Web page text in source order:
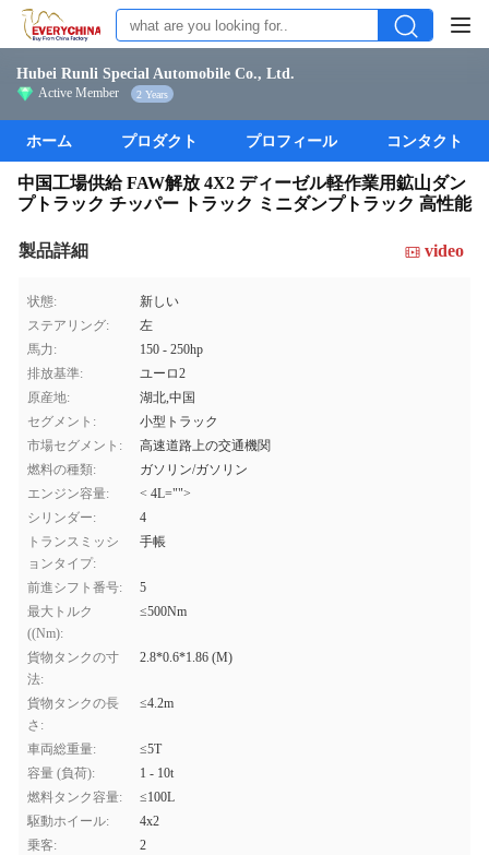
Hubei Runli Special Automobile Co., Ltd.
Active Member 2 Years
ホーム プロダクト プロフィール コンタクト
中国工場供給 FAW解放 4X2 ディーゼル軽作業用鉱山ダン
プトラック チッパー トラック ミニダンプトラック 高性能
製品詳細 video
状態:
新しい
ステアリング:
左
馬力:
150 - 250hp
排放基準:
ユーロ2
原産地:
湖北,中国
セグメント:
小型トラック
市場セグメント:
高速道路上の交通機関
燃料の種類:
ガソリン/ガソリン
エンジン容量:
< 4L="">
シリンダー:
4
トランスミッシ
ョンタイプ:
手帳
前進シフト番号:
5
最大トルク
((Nm):
≤500Nm
貨物タンクの寸
法:
2.8*0.6*1.86 (M)
貨物タンクの長
さ:
≤4.2m
車両総重量:
≤5T
容量 (負荷):
1 - 10t
燃料タンク容量:
≤100L
駆動ホイール:
4x2
乗客:
2